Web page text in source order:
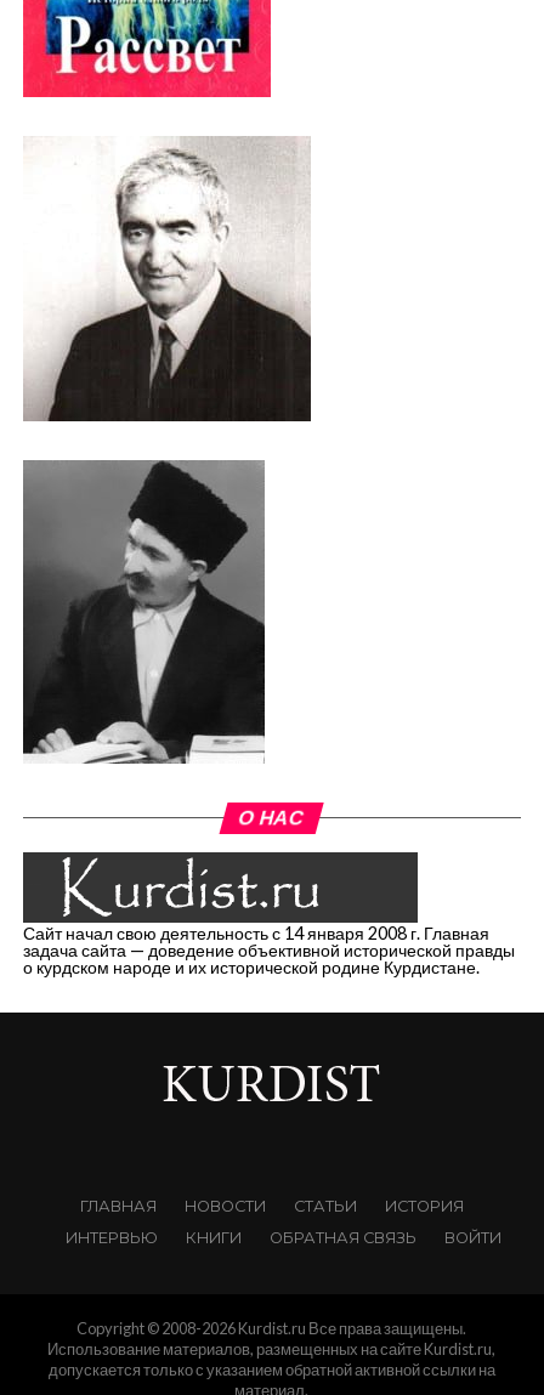
О НАС
Сайт начал свою деятельность с 14 января 2008 г. Главная
задача сайта — доведение объективной исторической правды
о курдском народе и их исторической родине Курдистане.
ГЛАВНАЯ НОВОСТИ СТАТЬИ
ИСТОРИЯ
ИНТЕРВЬЮ
КНИГИ ОБРАТНАЯ СВЯЗЬ ВОЙТИ
Copyright © 2008-2026 Kurdist.ru Все права защищены.
Использование материалов, размещенных на сайте Kurdist.ru,
допускается только с указанием обратной активной ссылки на
материал.